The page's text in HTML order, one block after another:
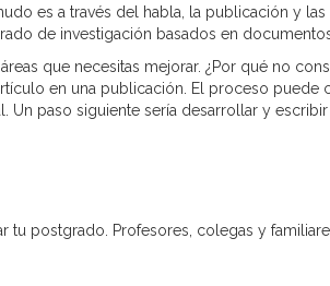
es a través del habla, la publicación y
de investigación basados en
que necesitas mejorar. ¿Por qué no
en una publicación. El proceso
paso siguiente sería desarrollar y
tu postgrado. Profesores, colegas y